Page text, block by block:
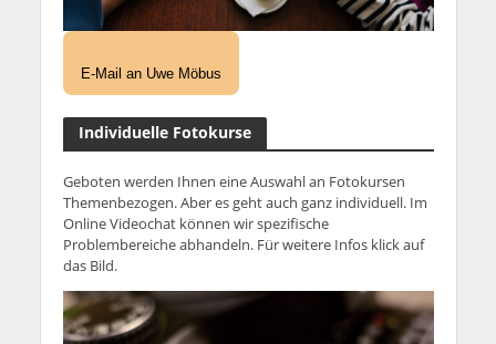
E-Mail an Uwe Möbus
Individuelle Fotokurse
Geboten werden Ihnen eine Auswahl an Fotokursen
Themenbezogen. Aber es geht auch ganz individuell. Im
Online Videochat können wir spezifische
Problembereiche abhandeln. Für weitere Infos klick auf
das Bild.